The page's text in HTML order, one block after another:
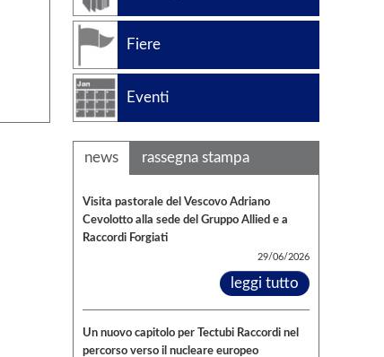
Fiere
Eventi
news rassegna stampa
Visita pastorale del Vescovo Adriano
Cevolotto alla sede del Gruppo Allied e a
Raccordi Forgiati
29/06/2026
leggi tutto
Un nuovo capitolo per Tectubi Raccordi nel
percorso verso il nucleare europeo